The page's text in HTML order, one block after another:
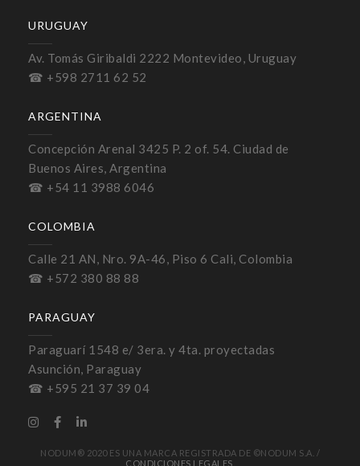
URUGUAY
Av. Tomás Giribaldi 2222 Montevideo, Uruguay
☎ +598 2711 62 52
ARGENTINA
Concepción Arenal 3425 P. 2 of. 54. Ciudad de
Buenos Aires, Argentina
☎ +54 11 3988 6046
COLOMBIA
Calle 21 AN, Nro. 9A-46, Piso 6 Cali, Colombia
☎ +572 380 88 88
PARAGUAY
Paraguarí 1548 e/ 3era. y 4ta. proyectadas
Asunción, Paraguay
☎ +595 21 37 39 04
NODUM® 2020 ES UNA MARCA REGISTRADA DE ©NODUM S.A. /
CONDICIONES LEGALES